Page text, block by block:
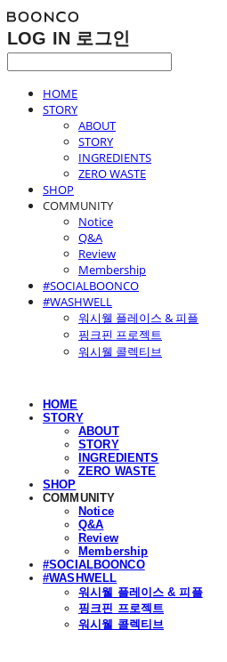
LOG IN 로그인
HOME
STORY
ABOUT
STORY
INGREDIENTS
ZERO WASTE
SHOP
COMMUNITY
Notice
Q&A
Review
Membership
#SOCIALBOONCO
#WASHWELL
워시웰 플레이스 & 피플
핑크핀 프로젝트
워시웰 콜렉티브
HOME
STORY
ABOUT
STORY
INGREDIENTS
ZERO WASTE
SHOP
COMMUNITY
Notice
Q&A
Review
Membership
#SOCIALBOONCO
#WASHWELL
워시웰 플레이스 & 피플
핑크핀 프로젝트
워시웰 콜렉티브